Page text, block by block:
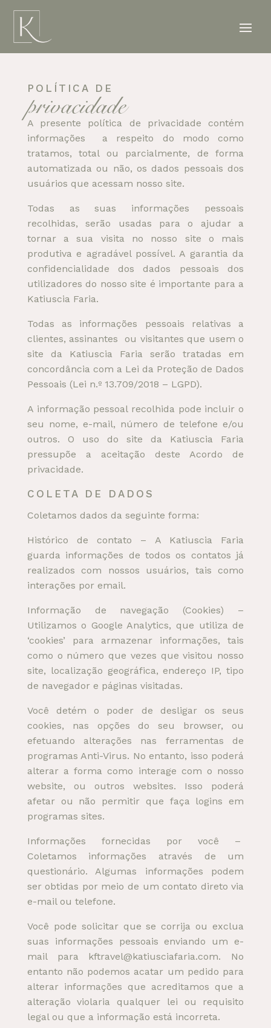
POLÍTICA DE
privacidade
A presente política de privacidade contém
informações a respeito do modo como
tratamos, total ou parcialmente, de forma
automatizada ou não, os dados pessoais dos
usuários que acessam nosso site.
Todas as suas informações pessoais
recolhidas, serão usadas para o ajudar a
tornar a sua visita no nosso site o mais
produtiva e agradável possível. A garantia da
confidencialidade dos dados pessoais dos
utilizadores do nosso site é importante para a
Katiuscia Faria.
Todas as informações pessoais relativas a
clientes, assinantes ou visitantes que usem o
site da Katiuscia Faria serão tratadas em
concordância com a Lei da Proteção de Dados
Pessoais (Lei n.º 13.709/2018 – LGPD).
A informação pessoal recolhida pode incluir o
seu nome, e-mail, número de telefone e/ou
outros. O uso do site da Katiuscia Faria
pressupõe a aceitação deste Acordo de
privacidade.
COLETA DE DADOS
Coletamos dados da seguinte forma:
Histórico de contato – A Katiuscia Faria
guarda informações de todos os contatos já
realizados com nossos usuários, tais como
interações por email.
Informação de navegação (Cookies) –
Utilizamos o Google Analytics, que utiliza de
‘cookies’ para armazenar informações, tais
como o número que vezes que visitou nosso
site, localização geográfica, endereço IP, tipo
de navegador e páginas visitadas.
Você detém o poder de desligar os seus
cookies, nas opções do seu browser, ou
efetuando alterações nas ferramentas de
programas Anti-Virus. No entanto, isso poderá
alterar a forma como interage com o nosso
website, ou outros websites. Isso poderá
afetar ou não permitir que faça logins em
programas sites.
Informações fornecidas por você –
Coletamos informações através de um
questionário. Algumas informações podem
ser obtidas por meio de um contato direto via
e-mail ou telefone.
Você pode solicitar que se corrija ou exclua
suas informações pessoais enviando um e-
mail para kftravel@katiusciafaria.com. No
entanto não podemos acatar um pedido para
alterar informações que acreditamos que a
alteração violaria qualquer lei ou requisito
legal ou que a informação está incorreta.